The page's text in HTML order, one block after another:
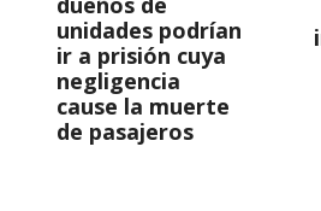
unidades podrían
ir a prisión cuya
negligencia
cause la muerte
de pasajeros